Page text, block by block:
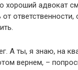
хороший адвокат
ответственности,
А ты, я знаю, на
вернем, –